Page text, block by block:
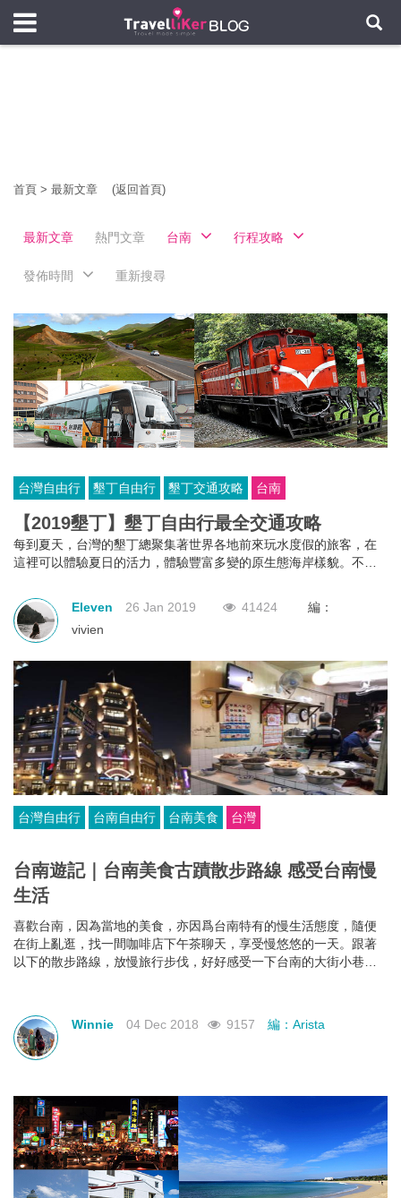
首頁 > 最新文章 (返回首頁)
最新文章 熱門文章 台南 行程攻略
發佈時間 重新搜尋
台灣自由行 墾丁自由行 墾丁交通攻略 台南
【2019墾丁】墾丁自由行最全交通攻略
每到夏天，台灣的墾丁總聚集著世界各地前來玩水度假的旅客，在
這裡可以體驗夏日的活力，體驗豐富多變的原生態海岸樣貌。不
玩的交通安排？這份墾丁最全交通攻略讓你輕鬆解決煩惱！
Eleven 26 Jan 2019 41424
編：
vivien
台灣自由行 台南自由行 台南美食 台灣
台南遊記｜台南美食古蹟散步路線 感受台南慢
生活
喜歡台南，因為當地的美食，亦因爲台南特有的慢生活態度，隨便
在街上亂逛，找一間咖啡店下午茶聊天，享受慢悠悠的一天。跟著
以下的散步路線，放慢旅行步伐，好好感受一下台南的大街小巷，
Winnie 04 Dec 2018 9157 編：Arista